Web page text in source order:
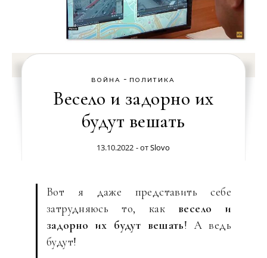
ВОЙНА - ПОЛИТИКА
Весело и задорно их
будут вешать
13.10.2022 - отSlovo
Вот я даже представить себе
затрудняюсь то, как весело и
задорно их будут вешать! А ведь
будут!